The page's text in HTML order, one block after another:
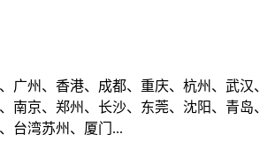
广州、香港、成都、重庆、杭州、武汉、
南京、郑州、长沙、东莞、沈阳、青岛、
台湾苏州、厦门...